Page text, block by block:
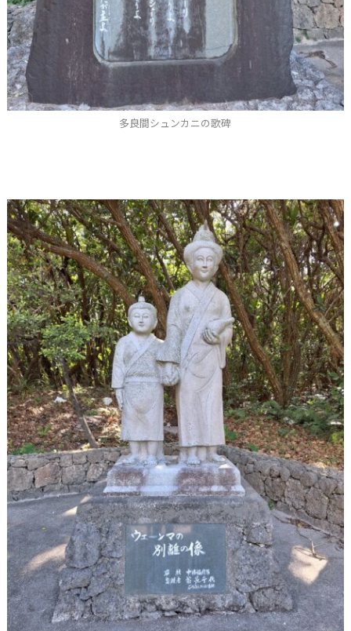
多良間シュンカニの歌碑